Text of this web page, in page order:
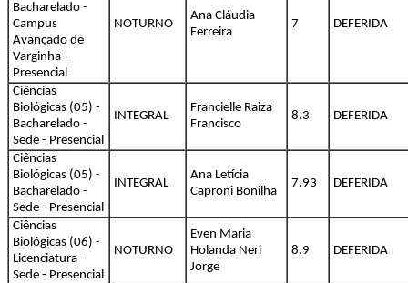
Bacharelado -
Campus
Avançado de
Varginha -
Presencial
NOTURNO
Ana Cláudia
Ferreira
7 DEFERIDA
Ciências
Biológicas (05) -
Bacharelado -
Sede - Presencial
INTEGRAL
Francielle Raiza
Francisco
8.3 DEFERIDA
Ciências
Biológicas (05) -
Bacharelado -
Sede - Presencial
INTEGRAL
Ana Letícia
Caproni Bonilha
7.93 DEFERIDA
Ciências
Biológicas (06) -
Licenciatura -
Sede - Presencial
NOTURNO
Even Maria
Holanda Neri
Jorge
8.9 DEFERIDA